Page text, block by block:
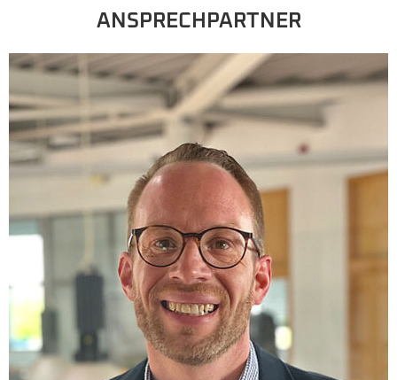
ANSPRECHPARTNER